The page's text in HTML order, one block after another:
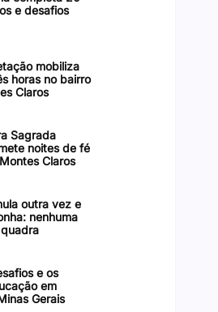
e desafios
mobiliza
horas no bairro
Claros
Sagrada
noites de fé
Claros
outra vez e
nenhuma
e os
em
Gerais